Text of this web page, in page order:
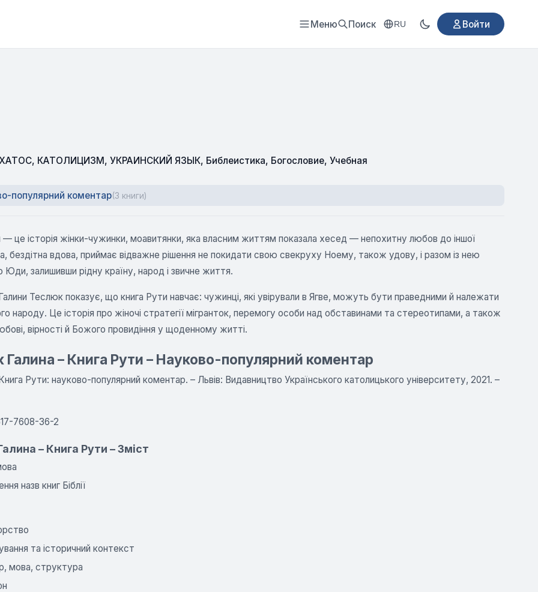
Меню Поиск RU Войти
, КАТОЛИЦИЗМ, УКРАИНСКИЙ ЯЗЫК, Библеистика, Богословие, Учебная
популярний коментар(3 книги)
— це історія жінки-чужинки, моавитянки, яка власним життям показала хесед — непохитну любов до іншої
бездітна вдова, приймає відважне рішення не покидати свою свекруху Ноему, також удову, і разом із нею
залишивши рідну країну, народ і звичне життя.
Теслюк показує, що книга Рути навчає: чужинці, які увірували в Ягве, можуть бути праведними й належати
народу. Це історія про жіночі стратегії мігранток, перемогу особи над обставинами та стереотипами, а також
вірності й Божого провидіння у щоденному житті.
Галина – Книга Рути – Науково-популярний коментар
Рути: науково-популярний коментар. – Львів: Видавництво Українського католицького університету, 2021. –
7608-36-2
– Книга Рути – Зміст
назв книг Біблії
та історичний контекст
мова, структура